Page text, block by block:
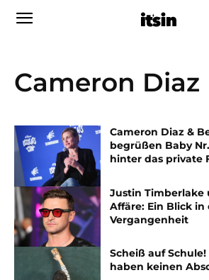
Cameron Diaz
Cameron Diaz &
begrüßen Baby
hinter das private
Justin Timberlake
Affäre: Ein Blick in
Vergangenheit
Scheiß auf Schule!
haben keinen